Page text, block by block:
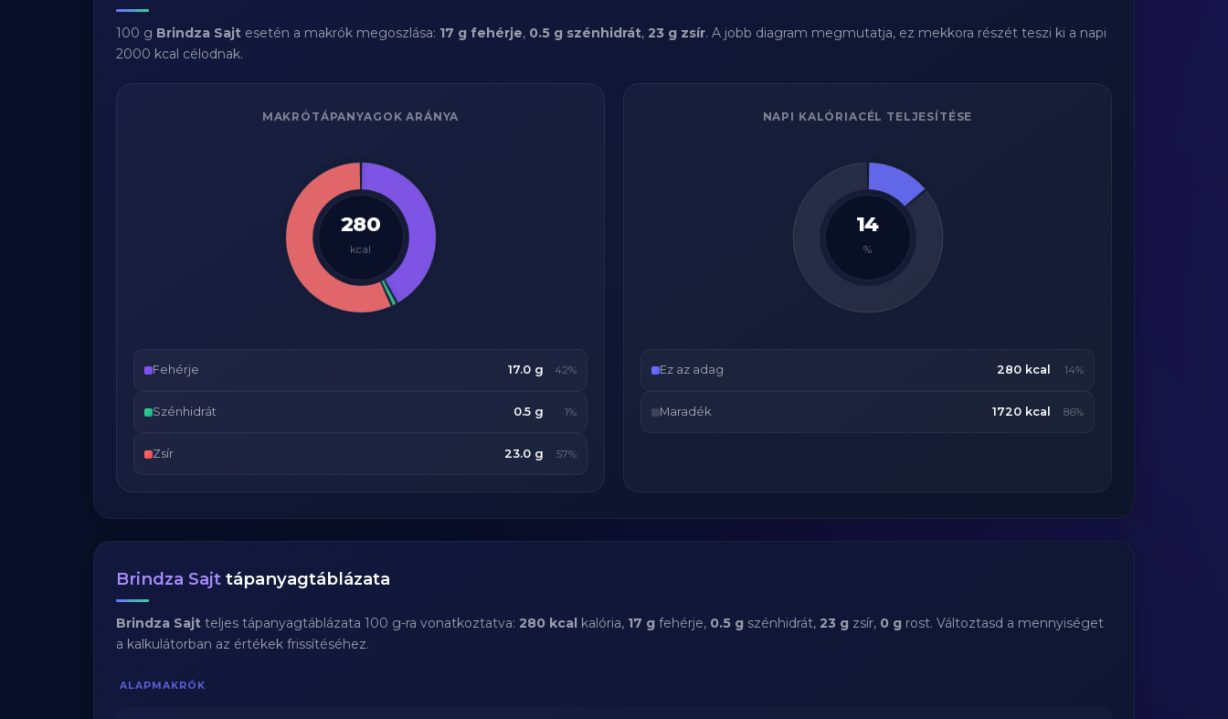
100 g Brindza Sajt esetén a makrók megoszlása: 17 g fehérje, 0.5 g szénhidrát, 23 g zsír. A jobb diagram megmutatja, ez mekkora részét teszi ki a napi
2000 kcal célodnak.
MAKRÓTÁPANYAGOK ARÁNYA
280
kcal
Fehérje 17.0 g 42%
Szénhidrát 0.5 g 1%
Zsír 23.0 g 57%
NAPI KALÓRIACÉL TELJESÍTÉSE
14
%
Ez az adag 280 kcal 14%
Maradék 1720 kcal 86%
Brindza Sajt tápanyagtáblázata
Brindza Sajt teljes tápanyagtáblázata 100 g-ra vonatkoztatva: 280 kcal kalória, 17 g fehérje, 0.5 g szénhidrát, 23 g zsír, 0 g rost. Változtasd a mennyiséget
a kalkulátorban az értékek frissítéséhez.
ALAPMAKRÓK